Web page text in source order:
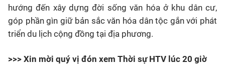
hướng đến xây dựng đời sống văn hóa ở khu dân cư,
góp phần gìn giữ bản sắc văn hóa dân tộc gắn với phát
triển du lịch cộng đồng tại địa phương.
>>> Xin mời quý vị đón xem Thời sự HTV lúc 20 giờ